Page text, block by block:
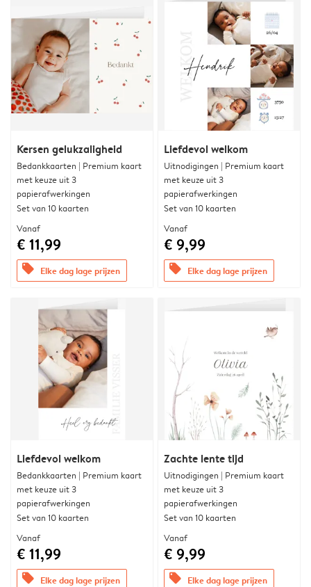
Kersen gelukzaligheid
Bedankkaarten | Premium kaart
met keuze uit 3
papierafwerkingen
Set van 10 kaarten
Vanaf
€ 11,99
offers Elke dag lage prijzen
Liefdevol welkom
Uitnodigingen | Premium kaart
met keuze uit 3
papierafwerkingen
Set van 10 kaarten
Vanaf
€ 9,99
offers Elke dag lage prijzen
Liefdevol welkom
Bedankkaarten | Premium kaart
met keuze uit 3
papierafwerkingen
Set van 10 kaarten
Vanaf
€ 11,99
offers Elke dag lage prijzen
Zachte lente tijd
Uitnodigingen | Premium kaart
met keuze uit 3
papierafwerkingen
Set van 10 kaarten
Vanaf
€ 9,99
offers Elke dag lage prijzen